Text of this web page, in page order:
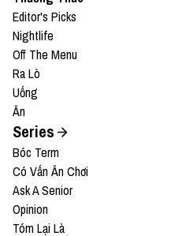
Editor's Picks
Nightlife
Off The Menu
Ra Lò
Uống
Ăn
Series
Bóc Term
Có Vấn Ăn Chơi
Ask A Senior
Opinion
Tóm Lại Là